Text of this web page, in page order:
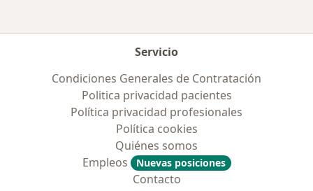
Servicio
Condiciones Generales de Contratación
Politica privacidad pacientes
Política privacidad profesionales
Política cookies
Quiénes somos
Empleos
Nuevas posiciones
Contacto